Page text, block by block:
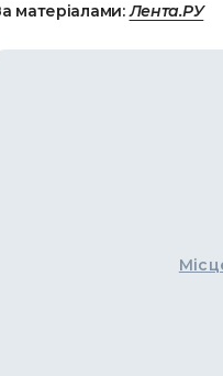
матеріалами:Лента.РУ